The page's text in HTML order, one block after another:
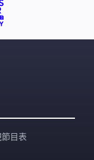
目表